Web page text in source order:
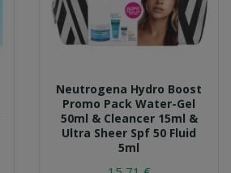
Neutrogena Hydro Boost
Promo Pack Water-Gel
50ml & Cleancer 15ml &
Ultra Sheer Spf 50 Fluid
5ml